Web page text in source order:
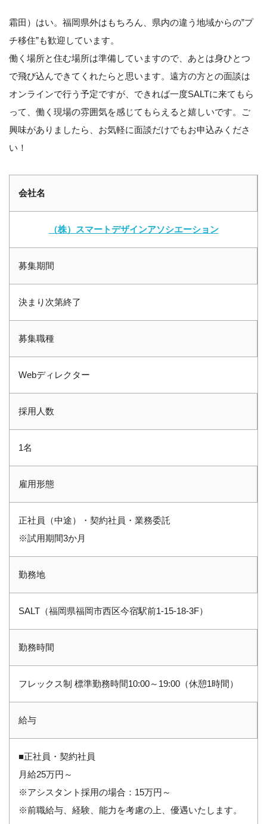
霜田）はい。福岡県外はもちろん、県内の違う地域からの”プ
チ移住”も歓迎しています。
働く場所と住む場所は準備していますので、あとは身ひとつ
で飛び込んできてくれたらと思います。遠方の方との面談は
オンラインで行う予定ですが、できれば一度SALTに来てもら
って、働く現場の雰囲気を感じてもらえると嬉しいです。ご
興味がありましたら、お気軽に面談だけでもお申込みくださ
い！
会社名
（株）スマートデザインアソシエーション
募集期間
決まり次第終了
募集職種
Webディレクター
採用人数
1名
雇用形態
正社員（中途）・契約社員・業務委託
※試用期間3か月
勤務地
SALT（福岡県福岡市西区今宿駅前1-15-18-3F）
勤務時間
フレックス制 標準勤務時間10:00～19:00（休憩1時間）
給与
■正社員・契約社員
月給25万円～
※アシスタント採用の場合：15万円～
※前職給与、経験、能力を考慮の上、優遇いたします。